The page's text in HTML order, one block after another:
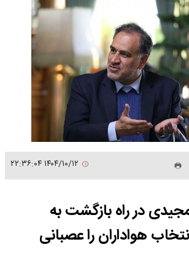
در راه بازگشت به
هواداران را عصبانی